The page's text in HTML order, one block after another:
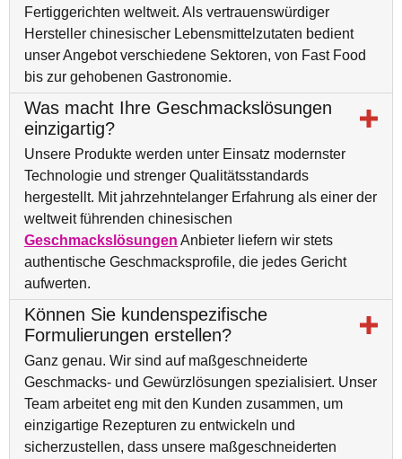
Fertiggerichten weltweit. Als vertrauenswürdiger
Hersteller chinesischer Lebensmittelzutaten bedient
unser Angebot verschiedene Sektoren, von Fast Food
bis zur gehobenen Gastronomie.
Was macht Ihre Geschmackslösungen
einzigartig?
Unsere Produkte werden unter Einsatz modernster
Technologie und strenger Qualitätsstandards
hergestellt. Mit jahrzehntelanger Erfahrung als einer der
weltweit führenden chinesischen
Geschmackslösungen Anbieter liefern wir stets
authentische Geschmacksprofile, die jedes Gericht
aufwerten.
Können Sie kundenspezifische
Formulierungen erstellen?
Ganz genau. Wir sind auf maßgeschneiderte
Geschmacks- und Gewürzlösungen spezialisiert. Unser
Team arbeitet eng mit den Kunden zusammen, um
einzigartige Rezepturen zu entwickeln und
sicherzustellen, dass unsere maßgeschneiderten